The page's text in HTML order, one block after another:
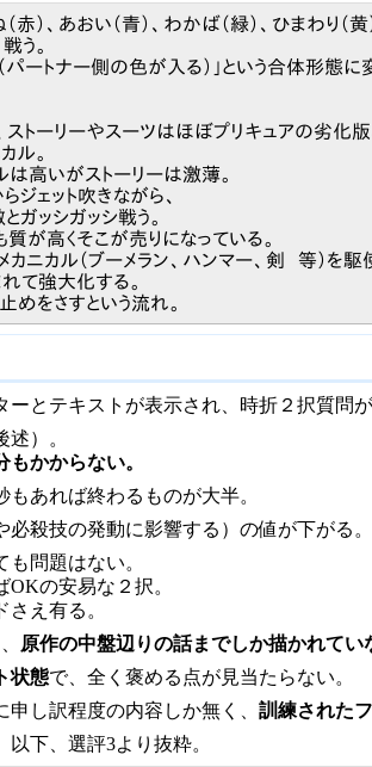
、あおい（青）、わかば（緑）、ひまわり（黄
う。
パートナー側の色が入る）」という合体形態に
トーリーやスーツはほぼプリキュアの劣化版
ル。
高いがストーリーは激薄。
ェット吹きながら、
ッシガッシ戦う。
が高くそこが売りになっている。
カル（ブーメラン、ハンマー、剣 等）を駆
て強大化する。
をさすという流れ。
とテキストが表示され、時折２択質問
）。
かからない。
あれば終わるものが大半。
殺技の発動に影響する）の値が下がる。
問題はない。
の安易な２択。
さえ有る。
原作の中盤辺りの話までしか描かれてい
状態で、全く褒める点が見当たらない。
し訳程度の内容しか無く、 訓練された
下、選評3より抜粋。